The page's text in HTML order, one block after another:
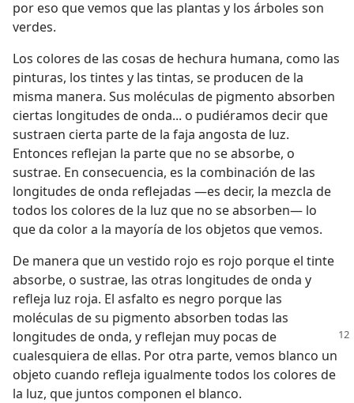
por eso que vemos que las plantas y los árboles son
verdes.
Los colores de las cosas de hechura humana, como las
pinturas, los tintes y las tintas, se producen de la
misma manera. Sus moléculas de pigmento absorben
ciertas longitudes de onda... o pudiéramos decir que
sustraen cierta parte de la faja angosta de luz.
Entonces reflejan la parte que no se absorbe, o
sustrae. En consecuencia, es la combinación de las
longitudes de onda reflejadas —es decir, la mezcla de
todos los colores de la luz que no se absorben— lo
que da color a la mayoría de los objetos que vemos.
De manera que un vestido rojo es rojo porque el tinte
absorbe, o sustrae, las otras longitudes de onda y
refleja luz roja. El asfalto es negro porque las
moléculas de su pigmento absorben todas las
longitudes de onda, y reflejan muy pocas de
cualesquiera de ellas. Por otra parte, vemos blanco un
objeto cuando refleja igualmente todos los colores de
la luz, que juntos componen el blanco.